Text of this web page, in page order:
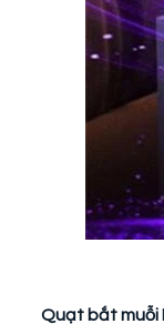
Quạt bắt muỗi